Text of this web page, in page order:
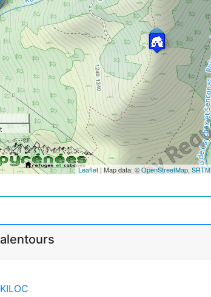
Leaflet | Map data: ©OpenStreetMap, SRTM